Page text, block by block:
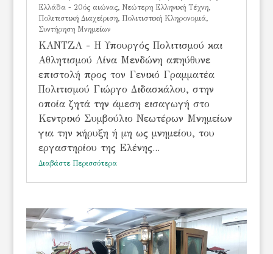
Ελλάδα - 20ός αιώνας, Νεώτερη Ελληνική Τέχνη,
Πολιτιστική Διαχείριση, Πολιτιστική Κληρονομιά,
Συντήρηση Μνημείων
ΚΑΝΤΖΑ - Η Υπουργός Πολιτισμού και
Αθλητισμού Λίνα Μενδώνη απηύθυνε
επιστολή προς τον Γενικό Γραμματέα
Πολιτισμού Γιώργο Διδασκάλου, στην
οποία ζητά την άμεση εισαγωγή στο
Κεντρικό Συμβούλιο Νεωτέρων Μνημείων
για την κήρυξη ή μη ως μνημείου, του
εργαστηρίου της Ελένης...
Διαβάστε Περισσότερα